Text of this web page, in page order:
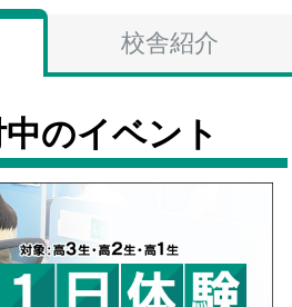
校舎紹介
のイベント